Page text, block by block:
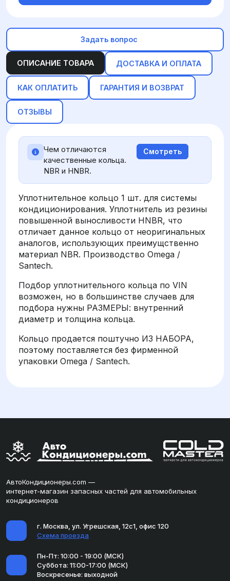
ОПИСАНИЕ ТОВАРА ДОСТАВКА И ОПЛАТА
КАК ОПЛАТИТЬ ГАРАНТИЯ И ВОЗВРАТ
ОТЗЫВЫ
Чем отличаются
качественные кольца.
NBR и HNBR.
Смотреть
Уплотнительное кольцо 1 шт. для системы
кондиционирования. Уплотнитель из резины
повышенной выносливости HNBR, что
отличает данное кольцо от неоригинальных
аналогов, использующих преимущственно
материал NBR. Производство Omega /
Santech.
Подбор уплотнительного кольца по VIN
возможен, но в большинстве случаев для
подбора нужны РАЗМЕРЫ: внутренний
диаметр и толщина кольца.
Кольцо продается поштучно ИЗ НАБОРА,
поэтому поставляется без фирменной
упаковки Omega / Santech.
Задать вопрос
АвтоКондиционеры.com —
интернет-магазин запасных частей для автомобильных
кондиционеров
г. Москва, ул. Угрешская, 12с1, офис 120
Схема проезда
Пн-Пт: 10:00 - 19:00 (МСК)
Суббота: 11:00-17:00 (МСК)
Воскресенье: выходной